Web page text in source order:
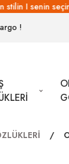
I senin
!